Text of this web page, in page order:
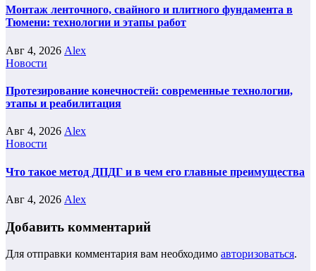
Монтаж ленточного, свайного и плитного фундамента в
Тюмени: технологии и этапы работ
Авг 4, 2026 Alex
Новости
Протезирование конечностей: современные технологии,
этапы и реабилитация
Авг 4, 2026 Alex
Новости
Что такое метод ДПДГ и в чем его главные преимущества
Авг 4, 2026 Alex
Добавить комментарий
Для отправки комментария вам необходимо авторизоваться.